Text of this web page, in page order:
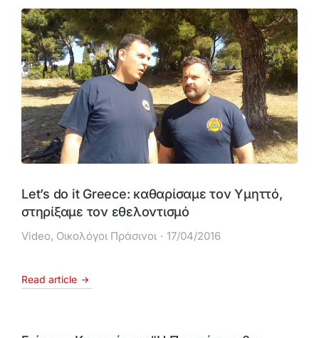
Let’s do it Greece: καθαρίσαμε τον Υμηττό,
στηρίξαμε τον εθελοντισμό
Video, Οικολόγοι Πράσινοι 17/04/2016
Read article